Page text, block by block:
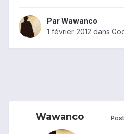
ParWawanco
1 février 2012 dans
Wawanco